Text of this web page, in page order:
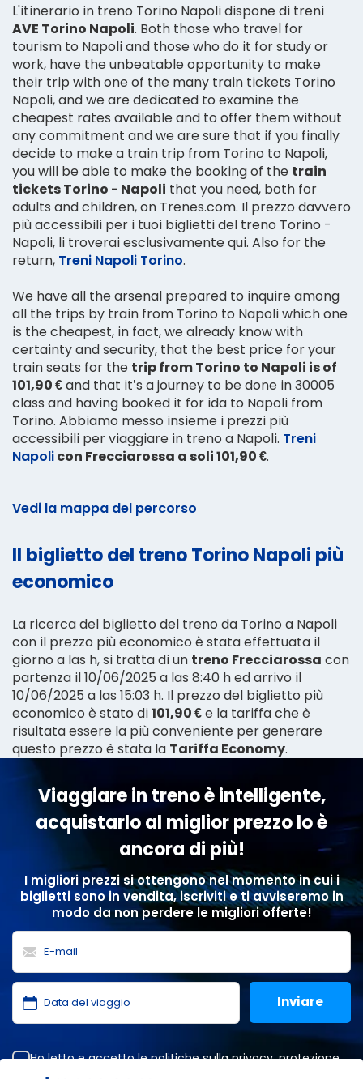
L'itinerario in treno Torino Napoli dispone di treni
AVE Torino Napoli. Both those who travel for
tourism to Napoli and those who do it for study or
work, have the unbeatable opportunity to make
their trip with one of the many train tickets Torino
Napoli, and we are dedicated to examine the
cheapest rates available and to offer them without
any commitment and we are sure that if you finally
decide to make a train trip from Torino to Napoli,
you will be able to make the booking of the train
tickets Torino - Napoli that you need, both for
adults and children, on Trenes.com. Il prezzo davvero
più accessibili per i tuoi biglietti del treno Torino -
Napoli, li troverai esclusivamente qui. Also for the
return, Treni Napoli Torino.
We have all the arsenal prepared to inquire among
all the trips by train from Torino to Napoli which one
is the cheapest, in fact, we already know with
certainty and security, that the best price for your
train seats for the trip from Torino to Napoli is of
101,90 €and that it’s a journey to be done in 30005
class and having booked it for ida to Napoli from
Torino. Abbiamo messo insieme i prezzi più
accessibili per viaggiare in treno a Napoli. Treni
Napolicon Frecciarossa a soli 101,90 €.
Vedi la mappa del percorso
Il biglietto del treno Torino Napoli più
economico
La ricerca del biglietto del treno da Torino a Napoli
con il prezzo più economico è stata effettuata il
giorno a las h, si tratta di un treno Frecciarossa con
partenza il 10/06/2025 a las 8:40 h ed arrivo il
10/06/2025 a las 15:03 h. Il prezzo del biglietto più
economico è stato di101,90 €e la tariffa che è
risultata essere la più conveniente per generare
questo prezzo è stata la Tariffa Economy.
Viaggiare in treno è intelligente,
acquistarlo al miglior prezzo lo è
ancora di più!
I migliori prezzi si ottengono nel momento in cui i
biglietti sono in vendita, iscriviti e ti avviseremo in
modo da non perdere le migliori offerte!
Ho letto e accetto lepolitiche sulla privacy,protezione